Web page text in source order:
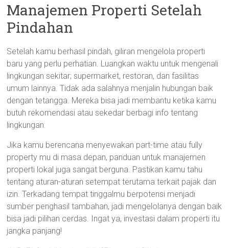
Manajemen Properti Setelah
Pindahan
Setelah kamu berhasil pindah, giliran mengelola properti
baru yang perlu perhatian. Luangkan waktu untuk mengenali
lingkungan sekitar; supermarket, restoran, dan fasilitas
umum lainnya. Tidak ada salahnya menjalin hubungan baik
dengan tetangga. Mereka bisa jadi membantu ketika kamu
butuh rekomendasi atau sekedar berbagi info tentang
lingkungan.
Jika kamu berencana menyewakan part-time atau fully
property mu di masa depan, panduan untuk manajemen
properti lokal juga sangat berguna. Pastikan kamu tahu
tentang aturan-aturan setempat terutama terkait pajak dan
izin. Terkadang tempat tinggalmu berpotensi menjadi
sumber penghasil tambahan, jadi mengelolanya dengan baik
bisa jadi pilihan cerdas. Ingat ya, investasi dalam properti itu
jangka panjang!